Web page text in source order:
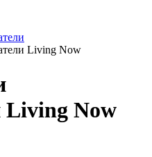
Living Now
Living Now